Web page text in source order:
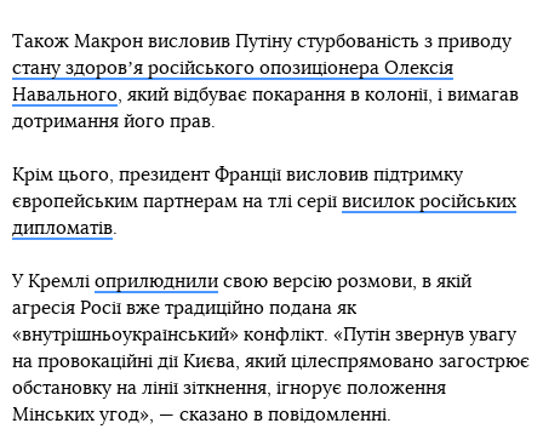
Також Макрон висловив Путіну стурбованість з приводу
стану здоровʼя російського опозиціонера Олексія
Навального, який відбуває покарання в колонії, і вимагав
дотримання його прав.
Крім цього, президент Франції висловив підтримку
європейським партнерам на тлі серії висилок російських
дипломатів.
У Кремлі оприлюднили свою версію розмови, в якій
агресія Росії вже традиційно подана як
«внутрішньоукраїнський» конфлікт. «Путін звернув увагу
на провокаційні дії Києва, який цілеспрямовано загострює
обстановку на лінії зіткнення, ігнорує положення
Мінських угод», — сказано в повідомленні.